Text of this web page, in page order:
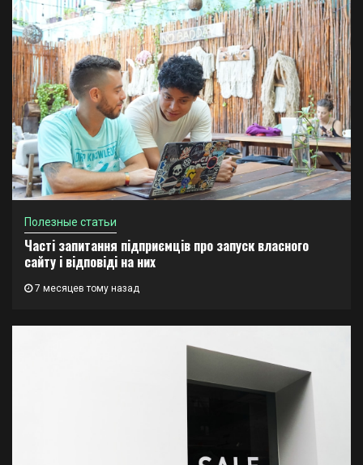
Полезные статьи
Часті запитання підприємців про запуск власного
сайту і відповіді на них
7 месяцев тому назад